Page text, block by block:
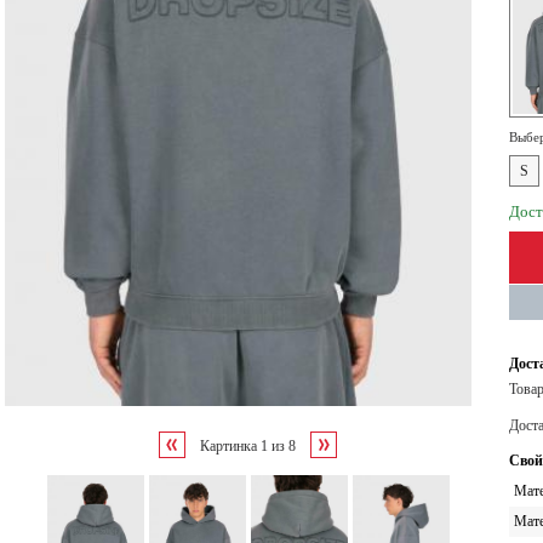
Картинка 1 из 8
S